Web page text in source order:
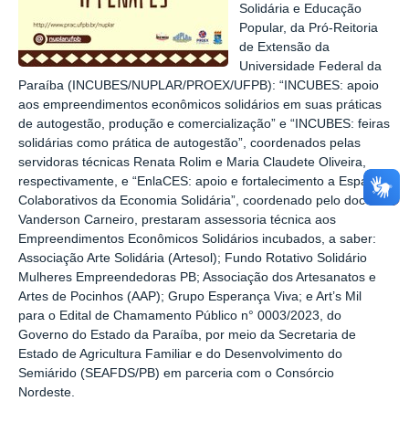
Solidária e Educação
Popular, da Pró-Reitoria
de Extensão da
Universidade Federal da
Paraíba (INCUBES/NUPLAR/PROEX/UFPB): “INCUBES: apoio
aos empreendimentos econômicos solidários em suas práticas
de autogestão, produção e comercialização” e “INCUBES: feiras
solidárias como prática de autogestão”, coordenados pelas
servidoras técnicas Renata Rolim e Maria Claudete Oliveira,
respectivamente, e “EnlaCES: apoio e fortalecimento a Espaços
Colaborativos da Economia Solidária”, coordenado pelo docente
Vanderson Carneiro, prestaram assessoria técnica aos
Empreendimentos Econômicos Solidários incubados, a saber:
Associação Arte Solidária (Artesol); Fundo Rotativo Solidário
Mulheres Empreendedoras PB; Associação dos Artesanatos e
Artes de Pocinhos (AAP); Grupo Esperança Viva; e Art’s Mil
para o Edital de Chamamento Público n° 0003/2023, do
Governo do Estado da Paraíba, por meio da Secretaria de
Estado de Agricultura Familiar e do Desenvolvimento do
Semiárido (SEAFDS/PB) em parceria com o Consórcio
Nordeste.